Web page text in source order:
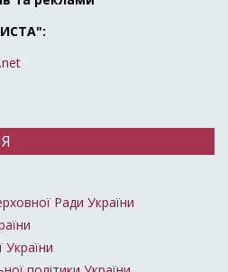
Ради України
України